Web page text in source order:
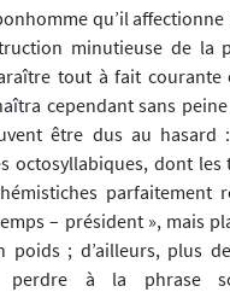
qu’il
minutieuse de la
tout à fait courante
cependant sans
être dus au hasard
octosyllabiques, dont
parfaitement
– président », mais
poids ; d’ailleurs, plus
perdre à la phrase